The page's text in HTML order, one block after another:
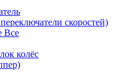
скоростей)
Все
колёс